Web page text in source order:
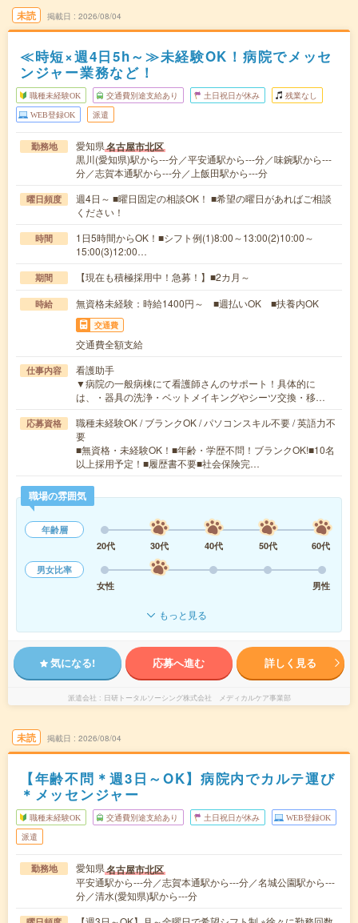
未読 掲載日 2026/08/04
≪時短×週4日5h～≫未経験OK！病院でメッセ
ンジャー業務など！
職種未経験OK 交通費別途支給あり 土日祝日が休み 残業なし
WEB登録OK 派遣
勤務地 愛知県名古屋市北区
黒川(愛知県)駅から---分／平安通駅から---分／味鋺駅から---
分／志賀本通駅から---分／上飯田駅から---分
曜日頻度
週4日～ ■曜日固定の相談OK！ ■希望の曜日があればご相談
ください！
時間
1日5時間からOK！■シフト例(1)8:00～13:00(2)10:00～
15:00(3)12:00…
期間 【現在も積極採用中！急募！】■2カ月～
時給 無資格未経験：時給1400円～ ■週払いOK ■扶養内OK
交通費
交通費全額支給
仕事内容
看護助手
▼病院の一般病棟にて看護師さんのサポート！具体的に
は、・器具の洗浄・ベットメイキングやシーツ交換・移…
応募資格
職種未経験OK / ブランクOK / パソコンスキル不要 / 英語力不
要
■無資格・未経験OK！■年齢・学歴不問！ブランクOK!■10名
以上採用予定！■履歴書不要■社会保険完…
職場の雰囲気
年齢層
20代
30代 40代 50代
60代
男女比率
女性
男性
もっと見る
気になる! 応募へ進む 詳しく見る
派遣会社 日研トータルソーシング株式会社 メディカルケア事業部
未読 掲載日 2026/08/04
【年齢不問＊週3日～OK】病院内でカルテ運び
＊メッセンジャー
職種未経験OK 交通費別途支給あり 土日祝日が休み WEB登録OK
派遣
勤務地 愛知県名古屋市北区
平安通駅から---分／志賀本通駅から---分／名城公園駅から---
分／清水(愛知県)駅から---分